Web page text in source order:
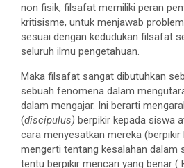
non fisik, filsafat memiliki peran
kritisisme, untuk menjawab
sesuai dengan kedudukan filsafat
seluruh ilmu pengetahuan.
Maka filsafat sangat dibutuhkan
sebuah fenomena dalam
dalam mengajar. Ini berarti
(discipulus) berpikir kepada siswa
cara menyesatkan mereka (berpikir
mengerti tentang kesalahan dalam
tentu berpikir mencari yang benar (